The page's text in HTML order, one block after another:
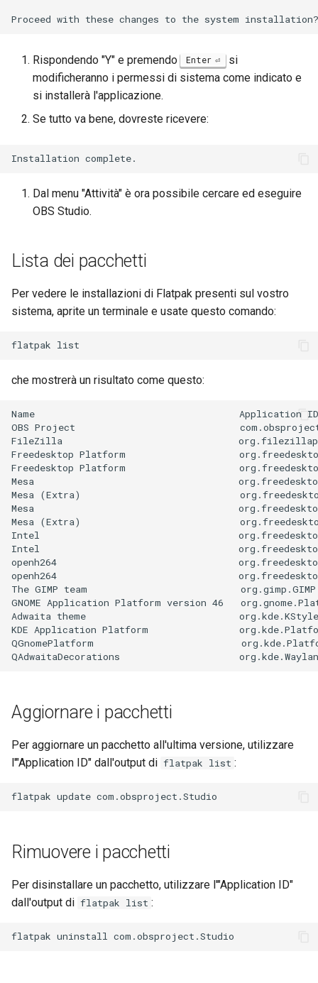
Proceed with these changes to the system installation?
Rispondendo "Y" e premendo Enter
si
modificheranno i permessi di sistema come indicato e
si installerà l'applicazione.
Se tutto va bene, dovreste ricevere:
Dal menu "Attività" è ora possibile cercare ed eseguire
OBS Studio.
Lista dei pacchetti
Per vedere le installazioni di Flatpak presenti sul vostro
sistema, aprite un terminale e usate questo comando:
flatpak
che mostrerà un risultato come questo:
Name                                    Application
OBS Project
FileZilla
Freedesktop Platform
Freedesktop Platform
Mesa
Mesa (Extra)
Mesa
Mesa (Extra)
Intel
Intel
openh264
openh264
The GIMP team
GNOME Application Platform version 46
Adwaita theme
KDE Application Platform
QGnomePlatform
Aggiornare i pacchetti
Per aggiornare un pacchetto all'ultima versione, utilizzare
l'"Application ID" dall'output di flatpak list :
flatpak update
Rimuovere i pacchetti
Per disinstallare un pacchetto, utilizzare l'"Application ID"
dall'output di flatpak list :
flatpak uninstall